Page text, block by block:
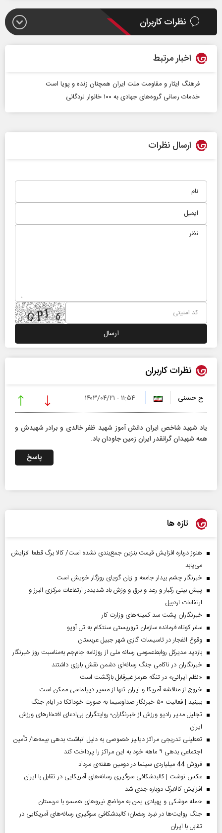
نظرات کاربران
اخبار مرتبط
فرهنگ ایثار و مقاومت ملت ایران همچنان زنده و پویا است
خدمات رسانی گروه‌های جهادی به ۱۰۰ خانوار لردگانی
ارسال نظرات
نظرات کاربران
ح حسنی ۱۱:۵۴ - ۱۴۰۳/۰۴/۲۱
یاد شهید شاخص ایران دانش آموز شهید ظفر خالدی و برادر شهیدش و
همه شهیدان گرانقدر ایران زمین جاودان باد.
پاسخ
تازه ها
هنوز درباره افزایش قیمت بنزین جمع‌بندی نشده است/ کالا برگ قطعا افزایش
می‌یابد
خبرنگار چشم بیدار جامعه و زبان گویای روزگار خویش است
پیش بینی رگبار و رعد و برق و وزش باد شدیددر ارتفاعات مرکزی البرز و
ارتفاعات اردبیل
خبرنگاران پشت سد کمیته‌های وزارت کار
سفر کوتاه فرمانده سازمان تروریستی سنتکام به تل آویو
وقوع انفجار در تاسیسات گازی شهر جبیل عربستان
بازدید مدیرکل روابط‌عمومی رسانه ملی از روزنامه جام‌جم به‌مناسبت روز خبرنگار
خبرنگاران در ناکامی جنگ رسانه‌ای دشمن نقش بارزی داشتند
«نظم ایرانی» در تنگه هرمز غیرقابل بازگشت است
خروج از مناقشه آمریکا و ایران تنها از مسیر دیپلماسی ممکن است
ببینید | فعالیت ۵۰ خبرنگار صداوسیما به صورت خوداتکا در ایام جنگ
تجلیل مدیر رادیو ورزش از خبرنگاران؛ روایتگران بی‌ادعای افتخارهای ورزش
ایران
تعطیلی تدریجی مراکز دیالیز خصوصی به دلیل انباشت بدهی بیمه‌ها/ تأمین
اجتماعی بدهی ۹ ماهه خود به این مراکز را پرداخت کند
فروش 44 میلیاردی سینما در دومین هفته‌ی مرداد
عکس نوشت | کالبدشکافی سوگیری رسانه‌های آمریکایی در تقابل با ایران
افزایش کالابرگ دوباره جدی شد
حمله موشکی و پهپادی یمن به مواضع نیروهای همسو با عربستان
جنگ روایت‌ها در نبرد رمضان؛ کالبدشکافی سوگیری رسانه‌های آمریکایی در
تقابل با ایران